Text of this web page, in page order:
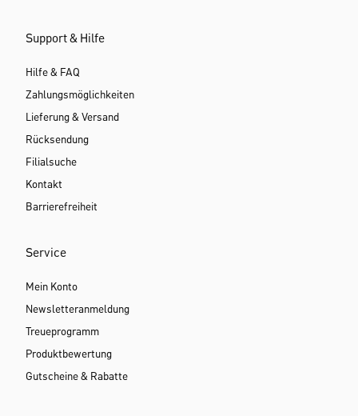
Support & Hilfe
Hilfe & FAQ
Zahlungsmöglichkeiten
Lieferung & Versand
Rücksendung
Filialsuche
Kontakt
Barrierefreiheit
Service
Mein Konto
Newsletteranmeldung
Treueprogramm
Produktbewertung
Gutscheine & Rabatte